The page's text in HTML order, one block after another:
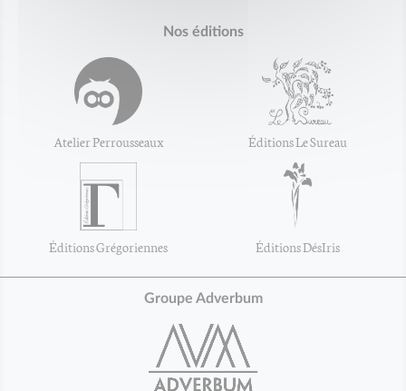
Nos éditions
Atelier Perrousseaux Éditions Le Sureau
Éditions Grégoriennes Éditions DésIris
Groupe Adverbum